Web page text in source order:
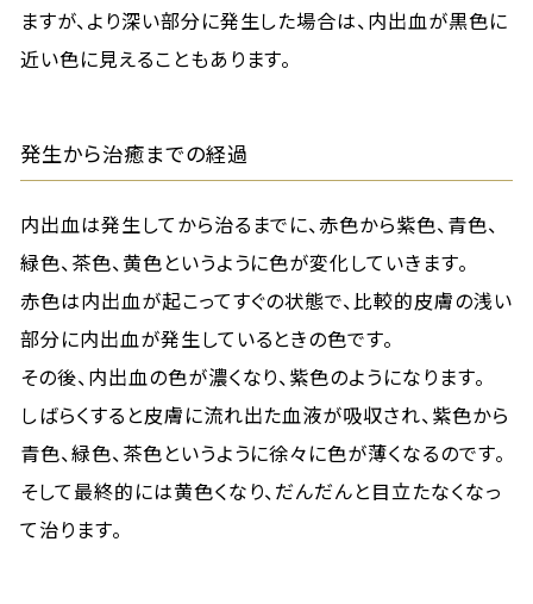
ますが、より深い部分に発生した場合は、内出血が黒色に
近い色に見えることもあります。
発生から治癒までの経過
内出血は発生してから治るまでに、赤色から紫色、青色、
緑色、茶色、黄色というように色が変化していきます。
赤色は内出血が起こってすぐの状態で、比較的皮膚の浅い
部分に内出血が発生しているときの色です。
その後、内出血の色が濃くなり、紫色のようになります。
しばらくすると皮膚に流れ出た血液が吸収され、紫色から
青色、緑色、茶色というように徐々に色が薄くなるのです。
そして最終的には黄色くなり、だんだんと目立たなくなっ
て治ります。